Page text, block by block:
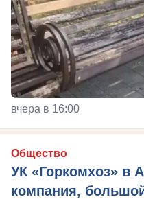
вчера в 16:00
Общество
УК «Горкомхоз» в
компания,